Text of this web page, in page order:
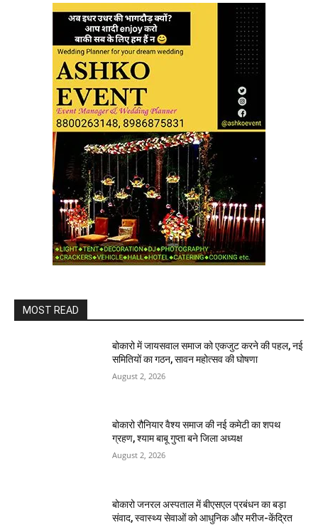
MOST READ
बोकारो में जायसवाल समाज को एकजुट करने की पहल, नई
समितियों का गठन, सावन महोत्सव की घोषणा
August 2, 2026
बोकारो रौनियार वैश्य समाज की नई कमेटी का शपथ
ग्रहण, श्याम बाबू गुप्ता बने जिला अध्यक्ष
August 2, 2026
बोकारो जनरल अस्पताल में बीएसएल प्रबंधन का बड़ा
संवाद, स्वास्थ्य सेवाओं को आधुनिक और मरीज-केंद्रित